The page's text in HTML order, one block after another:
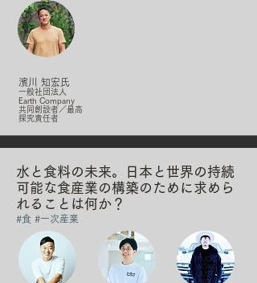
水と食料の未来。日本と世界の持続
可能な食産業の構築のために求めら
れることは何か？
#食 #一次産業
濱川 知宏氏
一般社団法人
Earth Company
共同創設者／最高
探究責任者